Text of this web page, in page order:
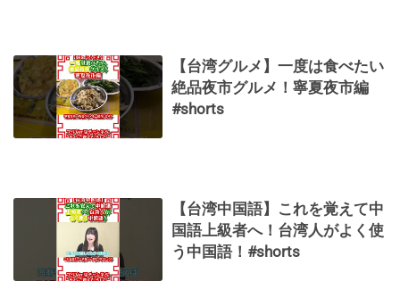
【台湾グルメ】一度は食べたい
絶品夜市グルメ！寧夏夜市編
#shorts
【台湾中国語】これを覚えて中
国語上級者へ！台湾人がよく使
う中国語！#shorts